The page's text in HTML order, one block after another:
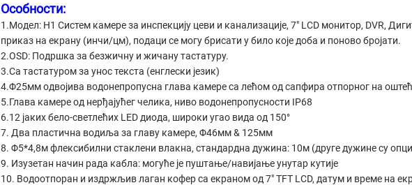
Особности:
1.Модел: H1 Систем камере за инспекцију цеви и канализације, 7" LCD монитор, DVR,
приказ на екрану (инчи/цм), подаци се могу брисати у било које доба и поново бројати.
2.OSD: Подршка за безжичну и жичану тастатуру.
3.Са тастатуром за унос текста (енглески језик)
4.Φ25мм одвојива водонепропусна глава камере са лећом од сапфира отпорног на
5.Глава камере од нерђајућег челика, ниво водонепропусности IP68
6.12 јаких бело-светлећих LED диода, широки угао вида од 150°
7. Два пластична водиља за главу камере, Φ46мм & 125мм
8. Φ5*4,8м флексибилни стаклени влакна, стандардна дужина: 10м (друге дужине су
9. Изузетан начин рада кабла: могуће је пуштање/навијање унутар кутије
10. Водоотпоран и издржљив лаган кофер са екраном од 7" TFT LCD, датум и време на